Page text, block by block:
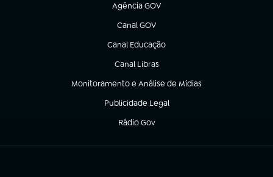
Agência GOV
(abre em nova aba)
Canal GOV
(abre em nova aba)
Canal Educação
(abre em nova aba)
Canal Libras
(abre em nova aba)
Monitoramento e Análise de Mídias
(abre em nova aba)
Publicidade Legal
(abre em nova aba)
Rádio Gov
(abre em nova aba)